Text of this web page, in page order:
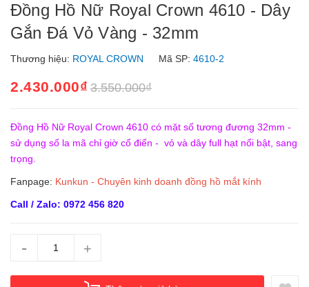
Đồng Hồ Nữ Royal Crown 4610 - Dây
Gắn Đá Vỏ Vàng - 32mm
Thương hiệu: ROYAL CROWN Mã SP: 4610-2
2.430.000₫ 3.550.000₫
Đồng Hồ Nữ Royal Crown 4610 có mặt số tương đương 32mm -
sử dụng số la mã chỉ giờ cổ điển - vỏ và dây full hạt nổi bật, sang
trọng.
Fanpage: Kunkun - Chuyên kinh doanh đồng hồ mắt kính
Call / Zalo: 0972 456 820
- +